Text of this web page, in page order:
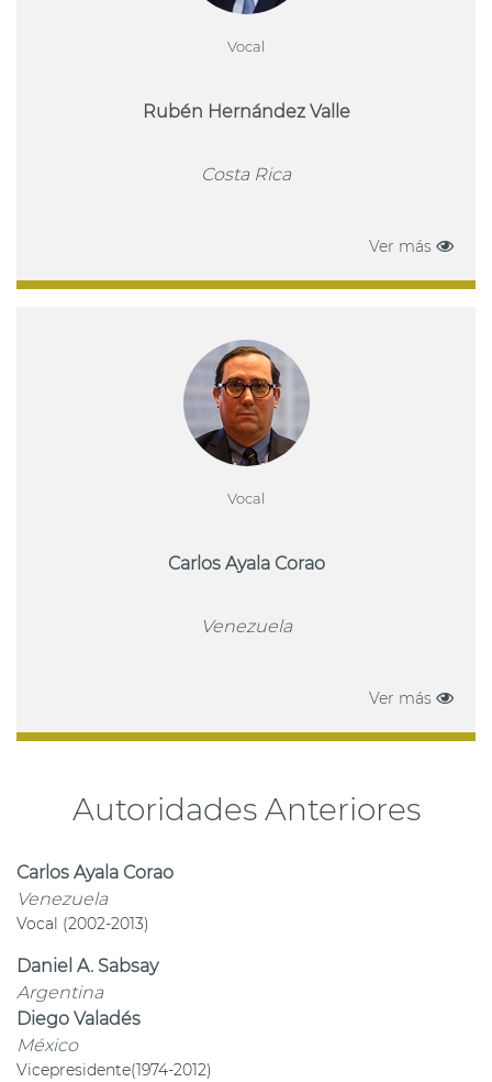
Vocal
Rubén Hernández Valle
Costa Rica
Ver más
Vocal
Carlos Ayala Corao
Venezuela
Ver más
Autoridades Anteriores
Carlos Ayala Corao
Venezuela
Vocal (2002-2013)
Daniel A. Sabsay
Argentina
Diego Valadés
México
Vicepresidente(1974-2012)